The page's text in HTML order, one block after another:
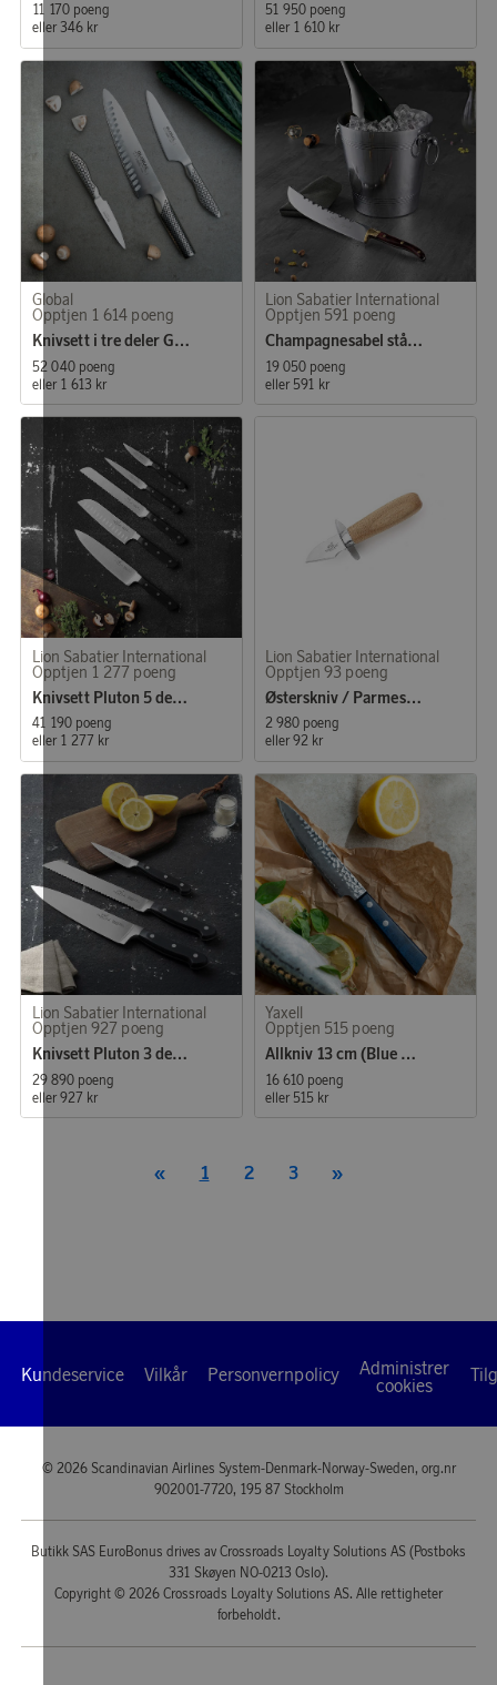
11 170 poeng
eller 346 kr
51 950 poeng
eller 1 610 kr
Global
Opptjen 1 614 poeng
Knivsett i tre deler G-77, GS-89 og GS-38
52 040 poeng
eller 1 613 kr
Lion Sabatier International
Opptjen 591 poeng
Champagnesabel stål/tre
19 050 poeng
eller 591 kr
Lion Sabatier International
Opptjen 1 277 poeng
Knivsett Pluton 5 deler stål/svart
41 190 poeng
eller 1 277 kr
Lion Sabatier International
Opptjen 93 poeng
Østerskniv / Parmesankniv stål/tre
2 980 poeng
eller 92 kr
Lion Sabatier International
Opptjen 927 poeng
Knivsett Pluton 3 deler stål/svart
29 890 poeng
eller 927 kr
Yaxell
Opptjen 515 poeng
Allkniv 13 cm (Blue Breeze)
16 610 poeng
eller 515 kr
« 1 2 3 »
Kundeservice Vilkår Personvernpolicy
Administrer
cookies
© 2026 Scandinavian Airlines System-Denmark-Norway-Sweden, org.nr
902001-7720, 195 87 Stockholm
Butikk SAS EuroBonus drives av Crossroads Loyalty Solutions AS (Postboks
331 Skøyen NO-0213 Oslo).
Copyright © 2026 Crossroads Loyalty Solutions AS. Alle rettigheter
forbeholdt.